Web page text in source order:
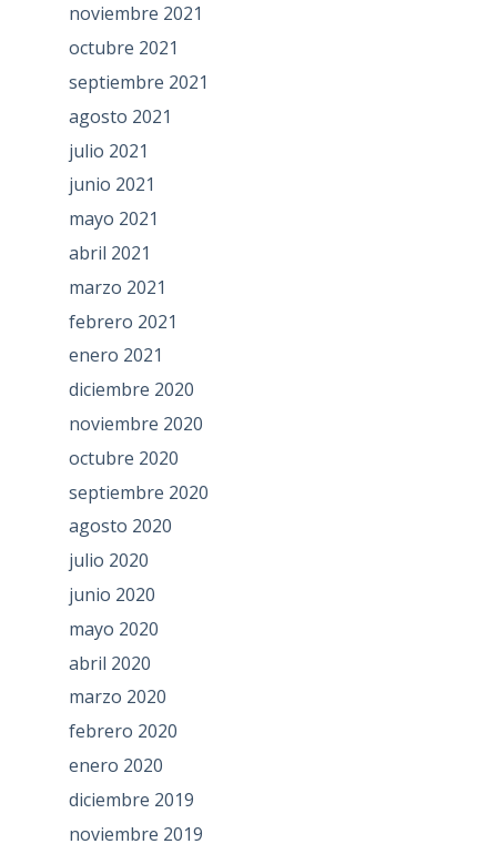
noviembre 2021
octubre 2021
septiembre 2021
agosto 2021
julio 2021
junio 2021
mayo 2021
abril 2021
marzo 2021
febrero 2021
enero 2021
diciembre 2020
noviembre 2020
octubre 2020
septiembre 2020
agosto 2020
julio 2020
junio 2020
mayo 2020
abril 2020
marzo 2020
febrero 2020
enero 2020
diciembre 2019
noviembre 2019